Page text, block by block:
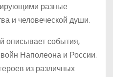
разные
и человеческой души.
описывает события,
Наполеона и России.
из различных